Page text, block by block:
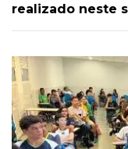
realizado neste